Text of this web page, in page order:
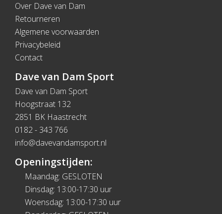
Over Dave van Dam
Retourneren
Algemene voorwaarden
Privacybeleid
Contact
Dave van Dam Sport
Dave van Dam Sport
Hoogstraat 132
2851 BK Haastrecht
0182 - 343 766
info@davevandamsport.nl
Openingstijden:
Maandag: GESLOTEN
Dinsdag: 13:00-17:30 uur
Woensdag: 13:00-17:30 uur